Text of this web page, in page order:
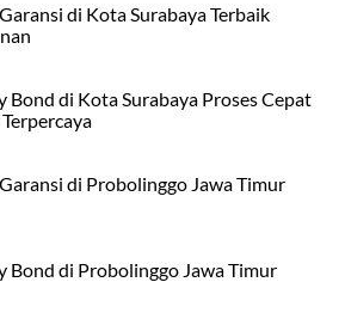
di Kota Surabaya Terbaik
Bond di Kota Surabaya Proses Cepat
di Probolinggo Jawa Timur
Bond di Probolinggo Jawa Timur